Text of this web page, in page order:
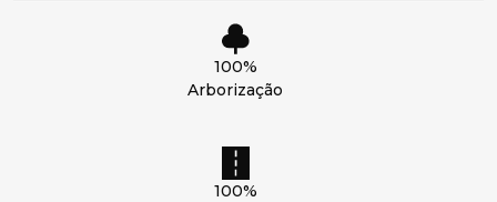
100%
Arborização
100%